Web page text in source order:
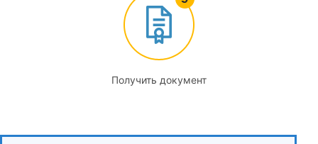
2.7
Характерные ошибки, выявляемые при проведении
метрологической экспертизы технической документации
2.8
и повышение эффективности метрологической экспертизы
Получить документ